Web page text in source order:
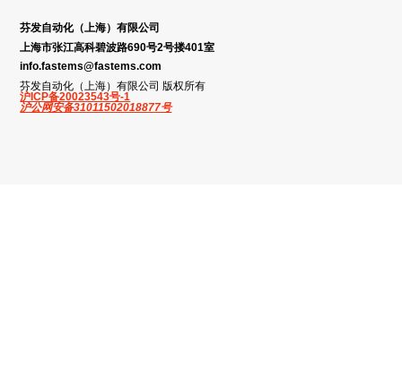
芬发自动化（上海）有限公司
上海市张江高科碧波路690号2号搂401室
info.fastems@fastems.com
芬发自动化（上海）有限公司 版权所有
沪ICP备20023543号-1
沪公网安备31011502018877号